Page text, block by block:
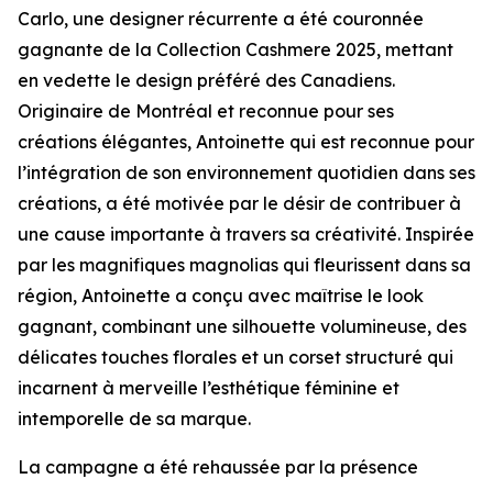
Carlo, une designer récurrente a été couronnée
gagnante de la Collection Cashmere 2025, mettant
en vedette le design préféré des Canadiens.
Originaire de Montréal et reconnue pour ses
créations élégantes, Antoinette qui est reconnue pour
l’intégration de son environnement quotidien dans ses
créations, a été motivée par le désir de contribuer à
une cause importante à travers sa créativité. Inspirée
par les magnifiques magnolias qui fleurissent dans sa
région, Antoinette a conçu avec maîtrise le look
gagnant, combinant une silhouette volumineuse, des
délicates touches florales et un corset structuré qui
incarnent à merveille l’esthétique féminine et
intemporelle de sa marque.
La campagne a été rehaussée par la présence